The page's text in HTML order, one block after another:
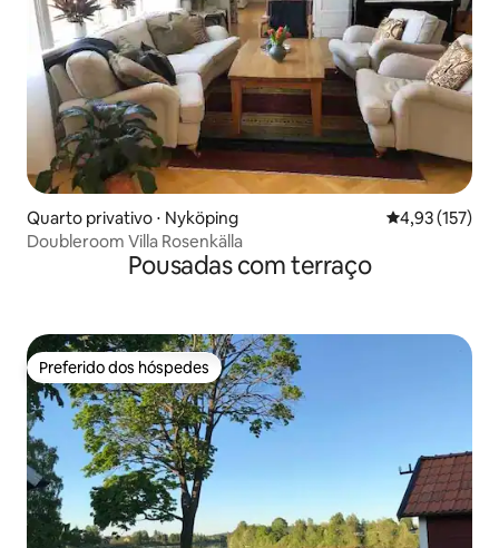
Quarto privativo ⋅ Nyköping 4,93 de uma
4,93 (157)
Doubleroom Villa Rosenkälla
Pousadas com terraço
Preferido dos hóspedes
Preferido dos hóspedes